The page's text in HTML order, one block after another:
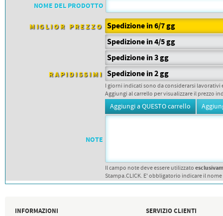
DORSALI TARGHE
NOME DEL PRODOTTO
MIGLIOR PREZZO Spedizione in 6/7 gg
Spedizione in 4/5 gg
Spedizione in 3 gg
RAPIDISSIMI Spedizione in 2 gg
I giorni indicati sono da considerarsi
Aggiungi al carrello per visualizzare il prezzo
NOTE
Il campo note deve essere utilizzato
Stampa.CLICK. E' obbligatorio indicare il
INFORMAZIONI SERVIZIO CLIENTI